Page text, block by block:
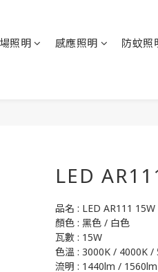
照明 感應照明 防蚊照
LED
品名 : LED AR111
顏色 : 黑色 / 白色
瓦數 : 15W
色溫 : 3000K / 4000K /
流明 : 1440lm /